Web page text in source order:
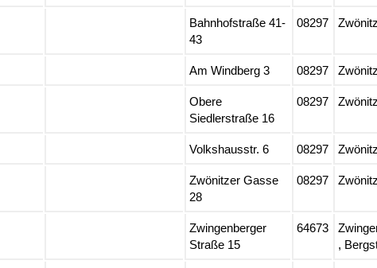
Bahnhofstraße 41-
43
08297 Zwönitz
Am Windberg 3 08297 Zwönitz
Obere
Siedlerstraße 16
08297 Zwönitz
Volkshausstr. 6 08297 Zwönitz
Zwönitzer Gasse
28
08297 Zwönitz
Zwingenberger
Straße 15
64673
,